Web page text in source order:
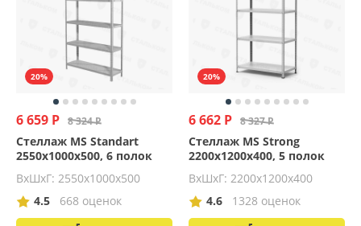
20%
6 659 Р 8 324 Р
Стеллаж MS Standart
2550х1000х500, 6 полок
ВхШхГ: 2550x1000x500
4.5
668 оценок
20%
6 662 Р 8 327 Р
Стеллаж MS Strong
2200х1200х400, 5 полок
ВхШхГ: 2200x1200x400
4.6
1328 оценок